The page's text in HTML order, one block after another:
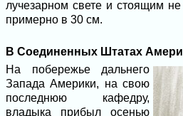
лучезарном свете и стоящим
примерно в 30 см.
В Соединенных Штатах
На побережье дальнего
Запада Америки, на свою
последнюю кафедру,
владыка прибыл осенью